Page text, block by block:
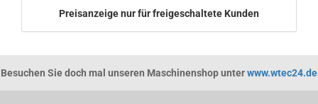
Preisanzeige nur für freigeschaltete Kunden
Besuchen Sie doch mal unseren Maschinenshop unterwww.wtec24.de